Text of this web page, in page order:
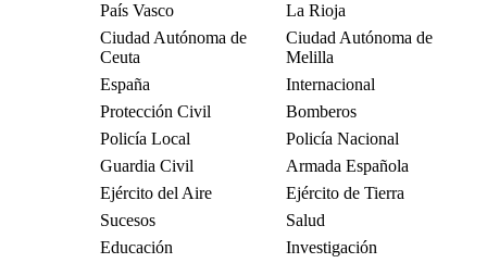
País Vasco
La Rioja
Ciudad Autónoma de
Ceuta
Ciudad Autónoma de
Melilla
España
Internacional
Protección Civil
Bomberos
Policía Local
Policía Nacional
Guardia Civil
Armada Española
Ejército del Aire
Ejército de Tierra
Sucesos
Salud
Educación
Investigación